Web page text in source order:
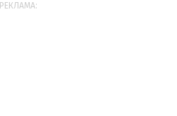
РЕКЛАМА: